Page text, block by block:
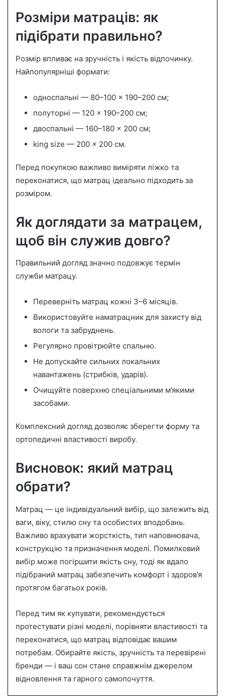
Розміри матраців: як
підібрати правильно?
Розмір впливає на зручність і якість відпочинку.
Найпопулярніші формати:
односпальні — 80–100 × 190–200 см;
полуторні — 120 × 190–200 см;
двоспальні — 160–180 × 200 см;
king size — 200 × 200 см.
Перед покупкою важливо виміряти ліжко та
переконатися, що матрац ідеально підходить за
розміром.
Як доглядати за матрацем,
щоб він служив довго?
Правильний догляд значно подовжує термін
служби матрацу.
Переверніть матрац кожні 3–6 місяців.
Використовуйте наматрацник для захисту від
вологи та забруднень.
Регулярно провітрюйте спальню.
Не допускайте сильних локальних
навантажень (стрибків, ударів).
Очищуйте поверхню спеціальними м’якими
засобами.
Комплексний догляд дозволяє зберегти форму та
ортопедичні властивості виробу.
Висновок: який матрац
обрати?
Матрац — це індивідуальний вибір, що залежить від
ваги, віку, стилю сну та особистих вподобань.
Важливо врахувати жорсткість, тип наповнювача,
конструкцію та призначення моделі. Помилковий
вибір може погіршити якість сну, тоді як вдало
підібраний матрац забезпечить комфорт і здоров’я
протягом багатьох років.
Перед тим як купувати, рекомендується
протестувати різні моделі, порівняти властивості та
переконатися, що матрац відповідає вашим
потребам. Обирайте якість, зручність та перевірені
бренди — і ваш сон стане справжнім джерелом
відновлення та гарного самопочуття.